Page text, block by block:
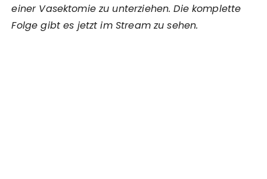
einer Vasektomie zu unterziehen. Die komplette
Folge gibt es jetzt im Stream zu sehen.